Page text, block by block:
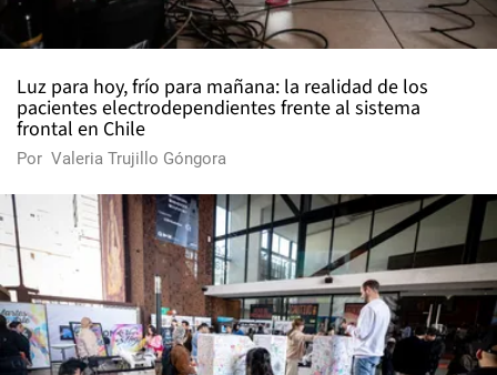
Luz para hoy, frío para mañana: la realidad de los
pacientes electrodependientes frente al sistema
frontal en Chile
Por Valeria Trujillo Góngora